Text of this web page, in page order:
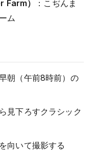
）
：こぢんま
ム
朝（午前8時前）の
見下ろすクラシック
向いて撮影する